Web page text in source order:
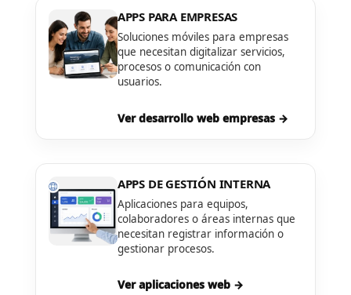
APPS PARA EMPRESAS
Soluciones móviles para empresas
que necesitan digitalizar servicios,
procesos o comunicación con
usuarios.
Ver desarrollo web empresas →
APPS DE GESTIÓN INTERNA
Aplicaciones para equipos,
colaboradores o áreas internas que
necesitan registrar información o
gestionar procesos.
Ver aplicaciones web →